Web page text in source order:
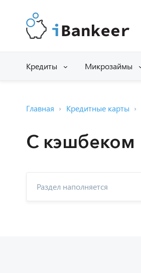
Кредиты Микрозаймы
Главная Кредитные карты
С кэшбеком
Раздел наполняется